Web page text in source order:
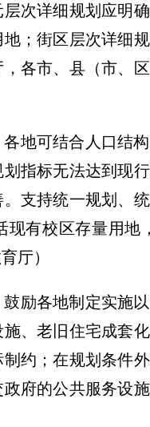
次详细规划应明
；街区层次详细
，各市、县（市、
各地可结合人口结
指标无法达到现
支持统一规划、
有校区存量用地
厅）
鼓励各地制定实施
、老旧住宅成套
约；在规划条件
府的公共服务设